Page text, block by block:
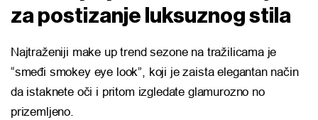
za postizanje luksuznog stila
Najtraženiji make up trend sezone na tražilicama je
“smeđi smokey eye look”, koji je zaista elegantan način
da istaknete oči i pritom izgledate glamurozno no
prizemljeno.